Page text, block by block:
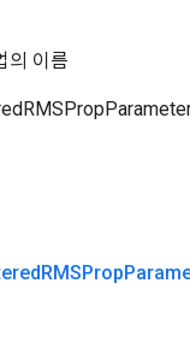
의 이름
RMSProp